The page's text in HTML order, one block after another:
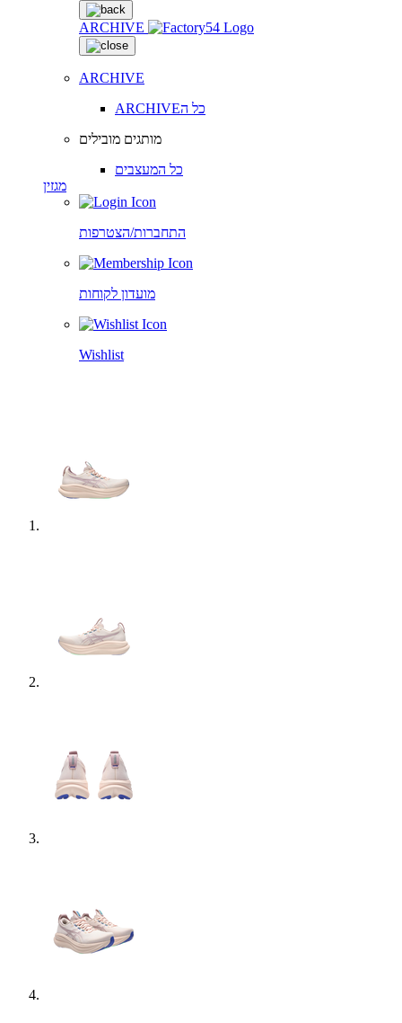
ARCHIVE
ARCHIVE
ARCHIVEכל ה
מותגים מובילים
כל המעצבים
מגזין
התחברות/הצטרפות
מועדון לקוחות
Wishlist